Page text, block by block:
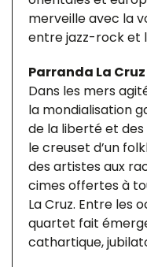
merveille avec la
entre jazz-rock et
Parranda La Cruz
Dans les mers
la mondialisation
de la liberté et des
le creuset d’un
des artistes aux
cimes offertes à
La Cruz. Entre les
quartet fait
cathartique,